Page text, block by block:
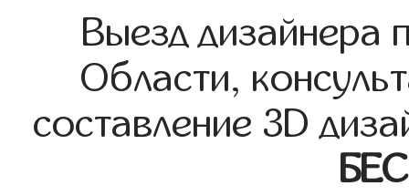
Выезд дизайнера
Области,
составление 3D